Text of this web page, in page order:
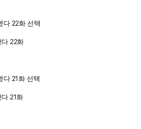
다 22화 선택
22화
다 21화 선택
21화